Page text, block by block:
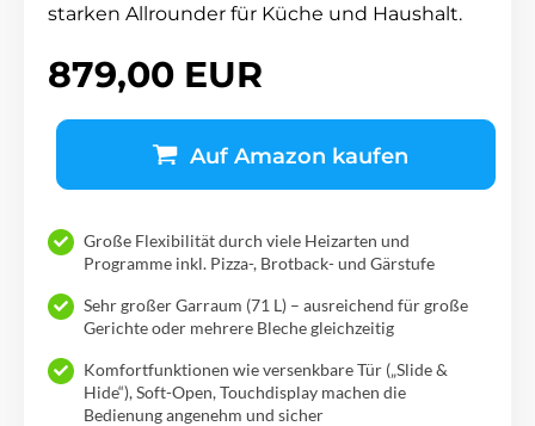
starken Allrounder für Küche und Haushalt.
879,00 EUR
Auf Amazon kaufen
Große Flexibilität durch viele Heizarten und
Programme inkl. Pizza-, Brotback- und Gärstufe
Sehr großer Garraum (71 L) – ausreichend für große
Gerichte oder mehrere Bleche gleichzeitig
Komfortfunktionen wie versenkbare Tür („Slide &
Hide“), Soft-Open, Touchdisplay machen die
Bedienung angenehm und sicher